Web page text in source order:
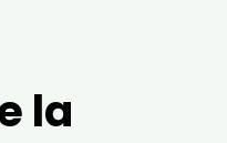
la